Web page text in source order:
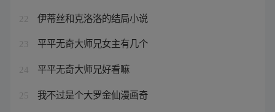
22 伊蒂丝和克洛洛的结局小说
23 平平无奇大师兄女主有几个
24 平平无奇大师兄好看嘛
25 我不过是个大罗金仙漫画奇